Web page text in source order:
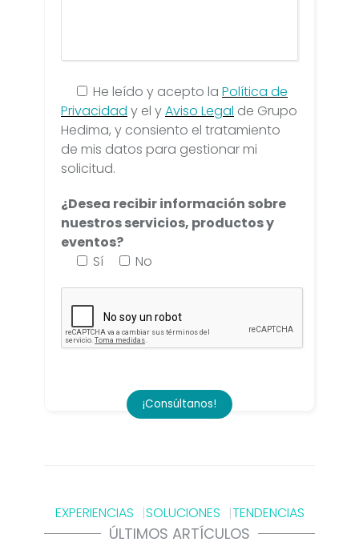
He leído y acepto la Política de
Privacidad y el yAviso Legal de Grupo
Hedima, y consiento el tratamiento
de mis datos para gestionar mi
solicitud.
¿Desea recibir información sobre
nuestros servicios, productos y
eventos?
Sí
No
EXPERIENCIAS SOLUCIONES TENDENCIAS
ÚLTIMOS ARTÍCULOS